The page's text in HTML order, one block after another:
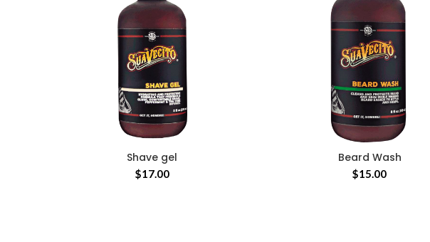
AÑADIR AL CARRITO
Shave gel
$17.00
AÑADIR AL CARRITO
Beard Wash
$15.00